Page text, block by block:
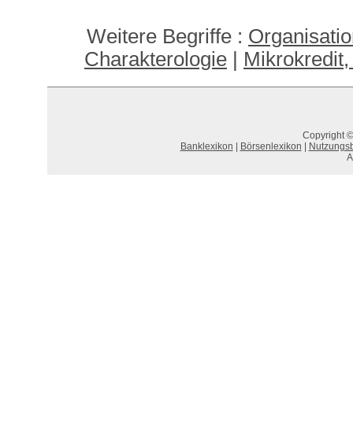
Weitere Begriffe :
Charakterologie
Copyright
Banklexikon
Börsenlexikon